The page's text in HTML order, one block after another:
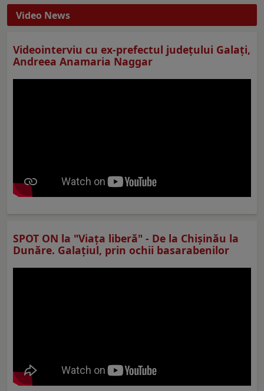
Video News
Videointerviu cu ex-prefectul judeţului Galaţi,
Andreea Anamaria Naggar
SPOT ON la "Viaţa liberă" - De la Chișinău la
Dunăre. Galațiul, prin ochii basarabenilor